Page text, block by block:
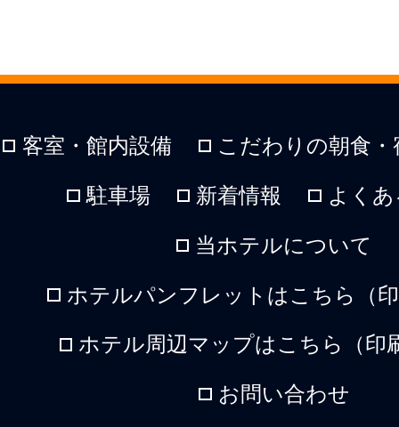
客室・館内設備 こだわりの朝食
駐車場 新着情報 よく
当ホテルについて
ホテルパンフレットはこちら（
ホテル周辺マップはこちら（印
お問い合わせ